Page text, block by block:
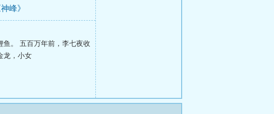
峰》
鱼。 五百万年前，李七夜收
龙，小女